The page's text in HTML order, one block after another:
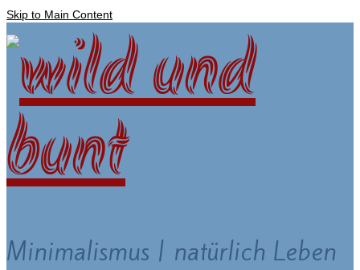
Skip to Main Content
Minimalismus | natürlich Leben